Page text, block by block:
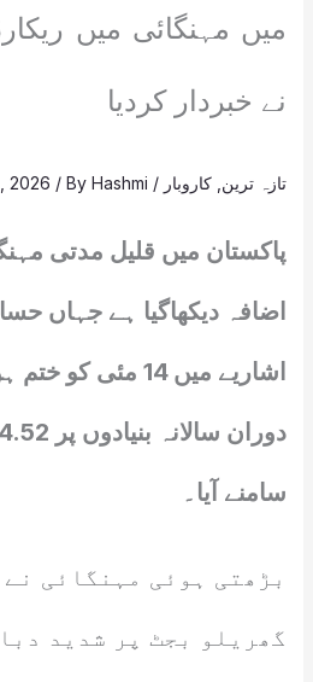
میں مہنگائی میں
نے خبردار کردیا
تازہ ترین کاروبار /
2026 / ByHashmi
پاکستان میں قلیل مدتی
اضافہ دیکھاگیا ہے جہاں
اشاریے میں 14 مئی
سامنے آیا۔
بڑھتی ہوئی مہنگائی
گھریلو بجٹ پر شدید